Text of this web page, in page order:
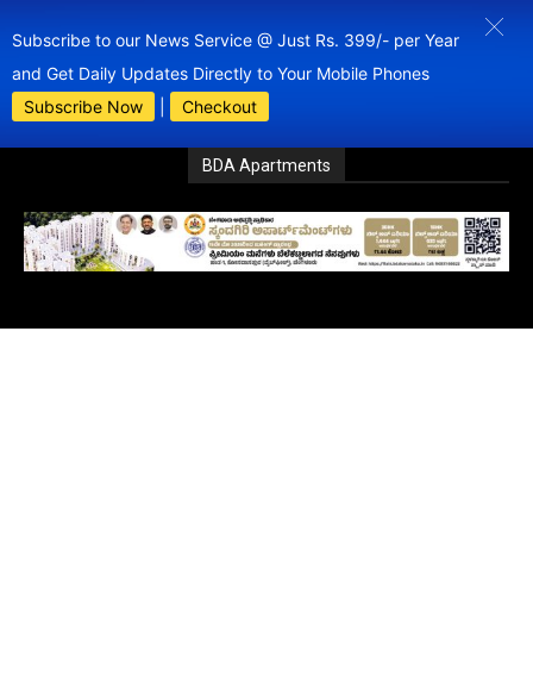
Subscribe to our News Service @ Just Rs. 399/- per Year
and Get Daily Updates Directly to Your Mobile Phones
Subscribe Now
Checkout
BDA Apartments